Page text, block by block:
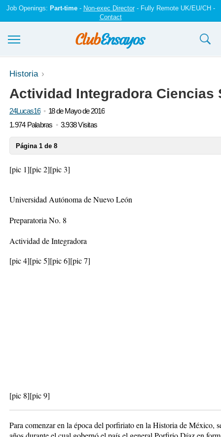
Job Openings: Part-time- Non-exec Director- Fully Remote UK/EU/CH -
Contact
Ensayos y trabajos
Registrarse
Iniciar sesión
Historia
Actividad Integradora Ciencias
24Lucas16
18 de Mayo de 2016
1.974 Palabras
3.938 Visitas
Página 1 de 8
[pic 1][pic 2][pic 3]
Universidad Autónoma de Nuevo León
Preparatoria No. 8
Actividad de Integradora
[pic 4][pic 5][pic 6][pic 7]
[pic 8][pic 9]
Para comenzar en la época del porfiriato en la Historia de México,